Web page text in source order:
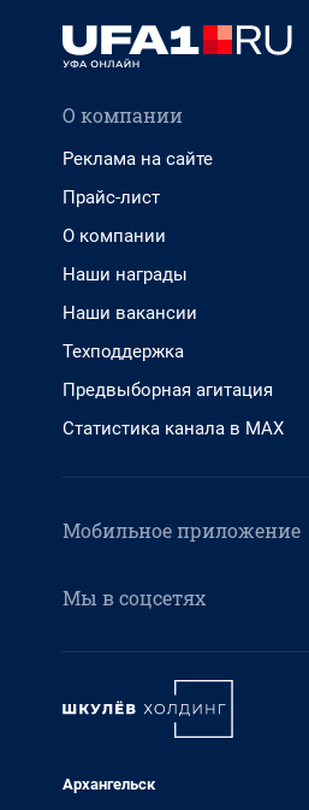
О компании
Реклама на сайте
Прайс-лист
О компании
Наши награды
Наши вакансии
Техподдержка
Предвыборная агитация
Статистика канала в MAX
Мобильное приложение
Мы в соцсетях
Архангельск